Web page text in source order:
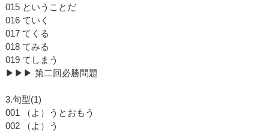
015 ということだ
016 ていく
017 てくる
018 てみる
019 てしまう
▶▶▶ 第二回必勝問題
3.句型(1)
001 （よ）うとおもう
002 （よ）う